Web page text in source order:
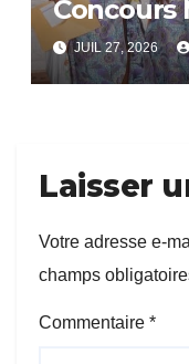
Concours
bientôt
JUIL 27, 2026
Laisser
Votre adresse e-
champs
Commentaire *